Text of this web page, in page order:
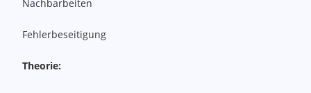
Nachbarbeiten
Fehlerbeseitigung
Theorie: